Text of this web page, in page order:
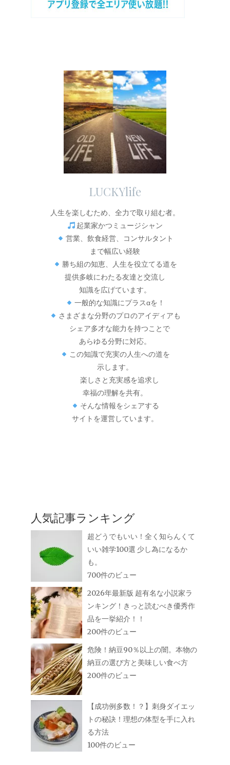
LUCKYlife
人生を楽しむため、全力で取り組む者。
起業家かつミュージシャン
営業、飲食経営、コンサルタント
まで幅広い経験
勝ち組の知恵、人生を役立てる道を
提供多岐にわたる友達と交流し
知識を広げています。
一般的な知識にプラスαを！
さまざまな分野のプロのアイディアも
シェア多才な能力を持つことで
あらゆる分野に対応。
この知識で充実の人生への道を
示します。
楽しさと充実感を追求し
幸福の理解を共有。
そんな情報をシェアする
サイトを運営しています。
人気記事ランキング
超どうでもいい！全く知らんくて
いい雑学100選 少し為になるか
も。
700件のビュー
2026年最新版 超有名な小説家ラ
ンキング！きっと読むべき優秀作
品を一挙紹介！！
200件のビュー
危険！納豆90％以上の闇。本物の
納豆の選び方と美味しい食べ方
200件のビュー
【成功例多数！？】刺身ダイエッ
トの秘訣！理想の体型を手に入れ
る方法
100件のビュー